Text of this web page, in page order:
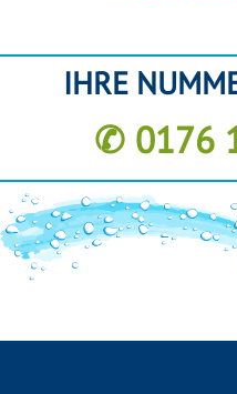
IHRE
✆ 0176